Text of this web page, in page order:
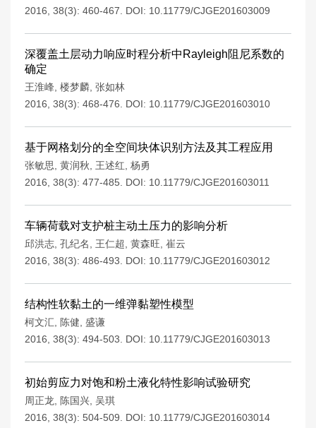
2016, 38(3): 460-467.
DOI: 10.11779/CJGE201603009
深覆盖土层动力响应时程分析中Rayleigh阻尼系数的
确定
王淮峰 楼梦麟 张如林
2016, 38(3): 468-476.
DOI: 10.11779/CJGE201603010
基于网格划分的全空间块体识别方法及其工程应用
张敏思 黄润秋 王述红 杨勇
2016, 38(3): 477-485.
DOI: 10.11779/CJGE201603011
车辆荷载对支护桩主动土压力的影响分析
邱洪志 孔纪名 王仁超 黄森旺 崔云
2016, 38(3): 486-493.
DOI: 10.11779/CJGE201603012
结构性软黏土的一维弹黏塑性模型
柯文汇 陈健 盛谦
2016, 38(3): 494-503.
DOI: 10.11779/CJGE201603013
初始剪应力对饱和粉土液化特性影响试验研究
周正龙 陈国兴 吴琪
2016, 38(3): 504-509.
DOI: 10.11779/CJGE201603014